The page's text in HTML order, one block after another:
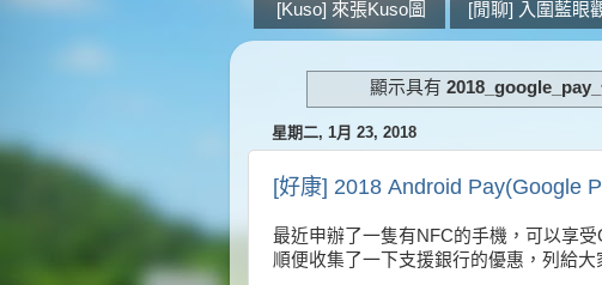
[Kuso] 來張Kuso圖 [閒聊] 入圍藍眼
顯示具有
星期二, 1月 23, 2018
[好康] 2018 Android Pay(Google
最近申辦了一隻有NFC的手機，可以享受
順便收集了一下支援銀行的優惠，列給大